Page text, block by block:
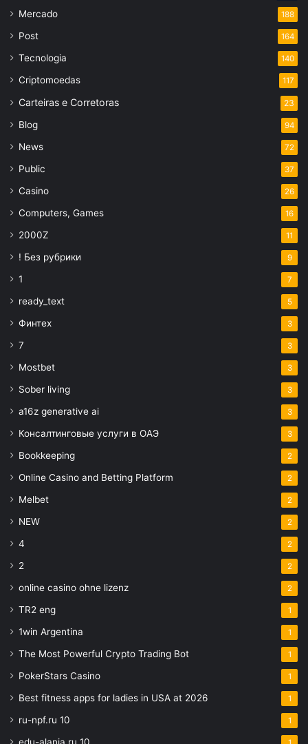
Mercado 188
Post 164
Tecnologia 140
Criptomoedas 117
Carteiras e Corretoras 23
Blog 94
News 72
Public 37
Casino 26
Computers, Games 16
2000Z 11
! Без рубрики 9
1 7
ready_text 5
Финтех 3
7 3
Mostbet 3
Sober living 3
a16z generative ai 3
Консалтинговые услуги в ОАЭ 3
Bookkeeping 2
Online Casino and Betting Platform 2
Melbet 2
NEW 2
4 2
2 2
online casino ohne lizenz 2
TR2 eng 1
1win Argentina 1
The Most Powerful Crypto Trading Bot 1
PokerStars Casino 1
Best fitness apps for ladies in USA at 2026 1
ru-npf.ru 10 1